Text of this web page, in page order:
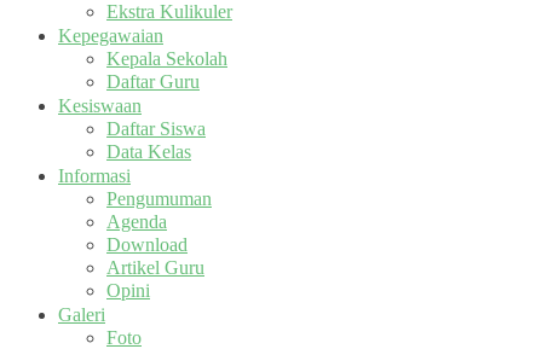
Ekstra Kulikuler
Kepegawaian
Kepala Sekolah
Daftar Guru
Kesiswaan
Daftar Siswa
Data Kelas
Informasi
Pengumuman
Agenda
Download
Artikel Guru
Opini
Galeri
Foto